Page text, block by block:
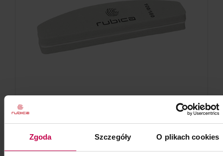
Zgoda Szczegóły O plikach cookies
Bloczek polerski gr. 100/180